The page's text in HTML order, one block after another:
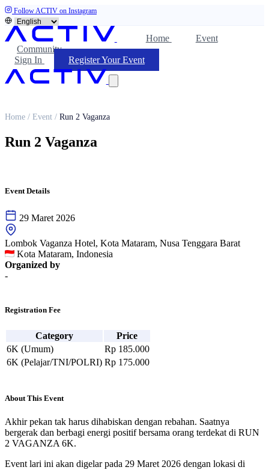
Follow ACTIV on Instagram
Home
Event
Community
Sign In
Register Your Event
Home / Event / Run 2 Vaganza
Run 2 Vaganza
Event Details
29 Maret 2026
Lombok Vaganza Hotel, Kota Mataram, Nusa Tenggara Barat
Kota Mataram, Indonesia
Organized by
-
Registration Fee
Category
Price
6K (Umum)
Rp 185.000
6K (Pelajar/TNI/POLRI) Rp 175.000
About This Event
Akhir pekan tak harus dihabiskan dengan rebahan. Saatnya
bergerak dan berbagi energi positif bersama orang terdekat di RUN
2 VAGANZA 6K.
Event lari ini akan digelar pada 29 Maret 2026 dengan lokasi di